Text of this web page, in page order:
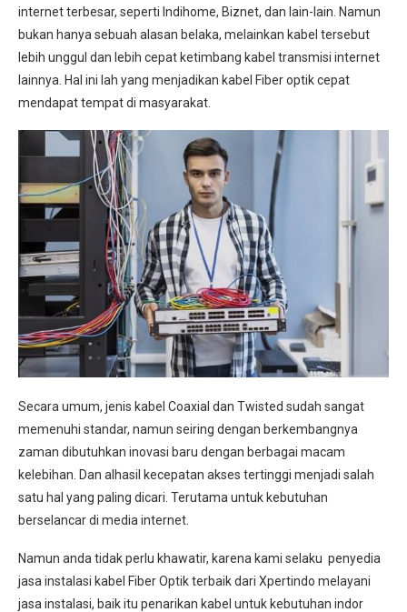
internet terbesar, seperti Indihome, Biznet, dan lain-lain. Namun
bukan hanya sebuah alasan belaka, melainkan kabel tersebut
lebih unggul dan lebih cepat ketimbang kabel transmisi internet
lainnya. Hal ini lah yang menjadikan kabel Fiber optik cepat
mendapat tempat di masyarakat.
Secara umum, jenis kabel Coaxial dan Twisted sudah sangat
memenuhi standar, namun seiring dengan berkembangnya
zaman dibutuhkan inovasi baru dengan berbagai macam
kelebihan. Dan alhasil kecepatan akses tertinggi menjadi salah
satu hal yang paling dicari. Terutama untuk kebutuhan
berselancar di media internet.
Namun anda tidak perlu khawatir, karena kami selaku penyedia
jasa instalasi kabel Fiber Optik terbaik dari Xpertindo melayani
jasa instalasi, baik itu penarikan kabel untuk kebutuhan indor